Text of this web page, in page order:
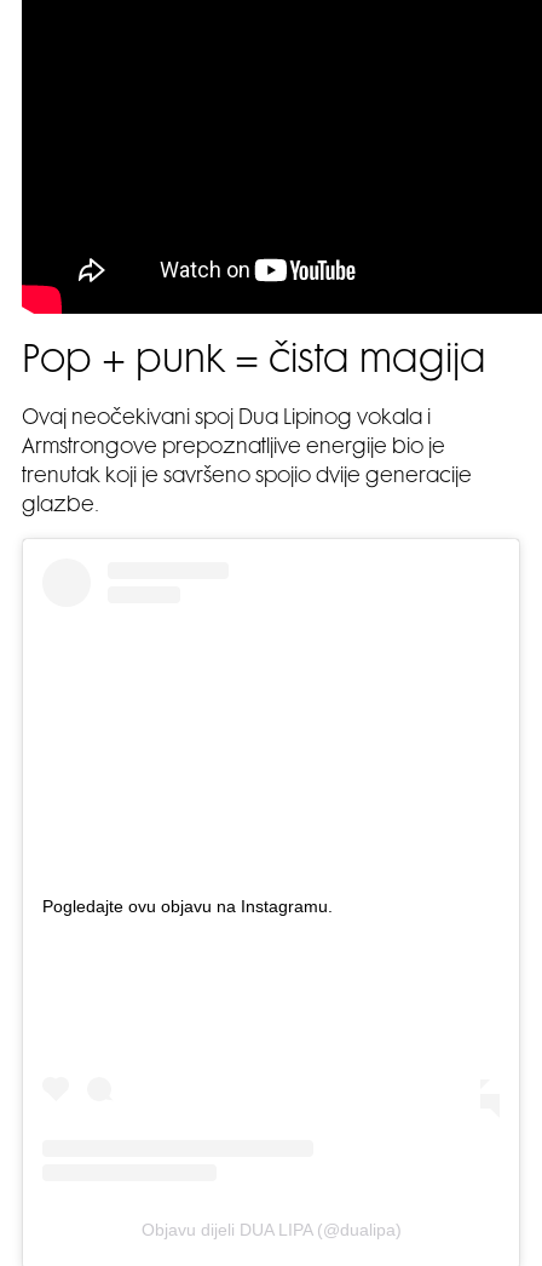
Pop + punk = čista magija
Ovaj neočekivani spoj Dua Lipinog vokala i
Armstrongove prepoznatljive energije bio je
trenutak koji je savršeno spojio dvije generacije
glazbe.
Pogledajte ovu objavu na Instagramu.
Objavu dijeli DUA LIPA (@dualipa)